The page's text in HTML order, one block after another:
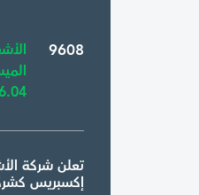
9608
%
تعلن شركة
إكسبريس كشركة